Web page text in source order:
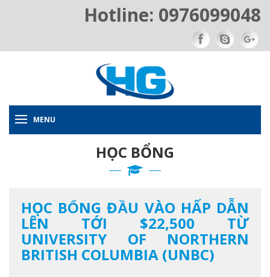
Hotline: 0976099048
MENU
HỌC BỔNG
HỌC BỔNG ĐẦU VÀO HẤP DẪN
LÊN TỚI $22,500 TỪ
UNIVERSITY OF NORTHERN
BRITISH COLUMBIA (UNBC)